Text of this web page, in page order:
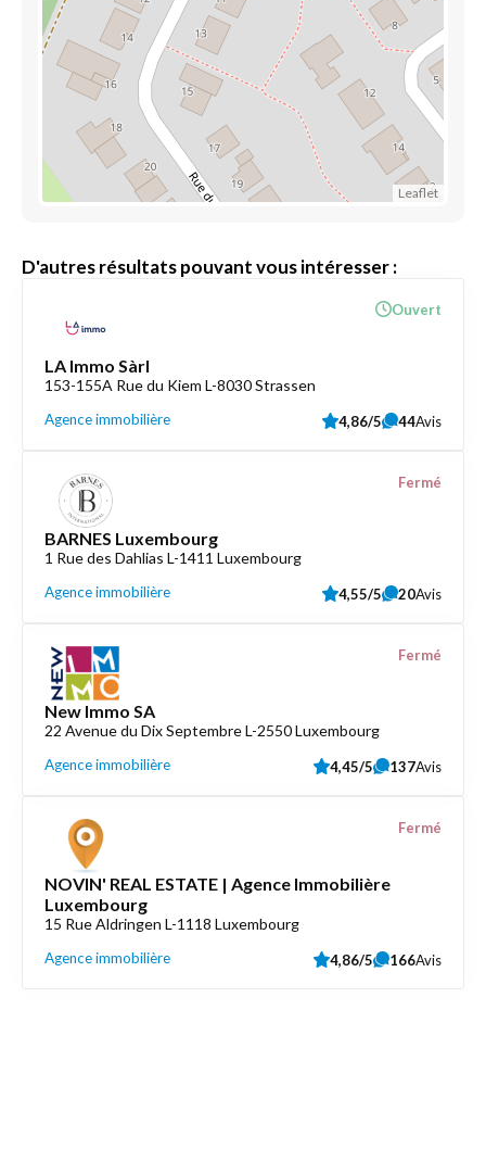
Leaflet
D'autres résultats pouvant vous intéresser :
LA Immo Sàrl
153-155A Rue du Kiem L-8030 Strassen
Agence immobilière
Ouvert
4,86/5 44Avis
BARNES Luxembourg
1 Rue des Dahlias L-1411 Luxembourg
Agence immobilière
Fermé
4,55/5 20Avis
New Immo SA
22 Avenue du Dix Septembre L-2550 Luxembourg
Agence immobilière
Fermé
4,45/5 137Avis
NOVIN' REAL ESTATE | Agence Immobilière
Luxembourg
15 Rue Aldringen L-1118 Luxembourg
Agence immobilière
Fermé
4,86/5 166Avis